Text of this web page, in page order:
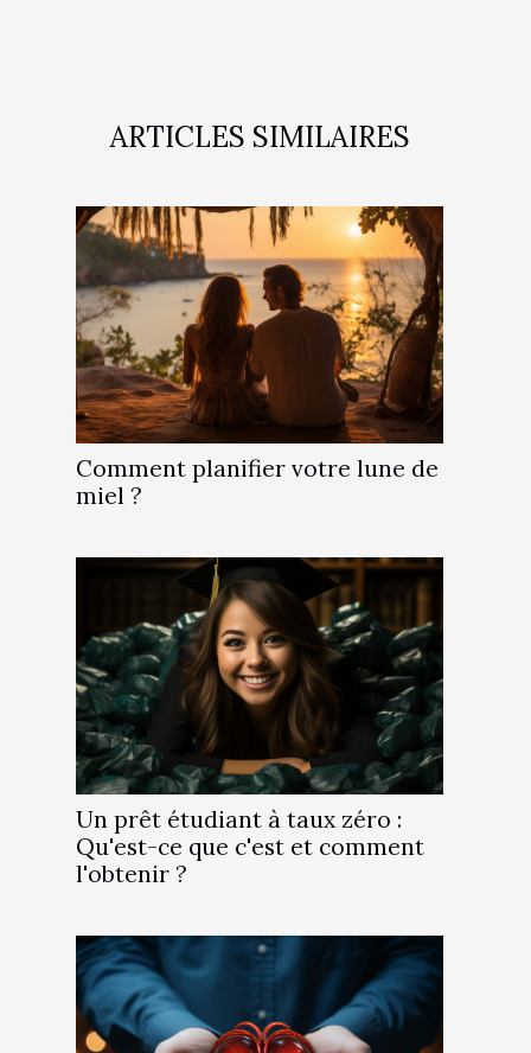
ARTICLES SIMILAIRES
Comment planifier votre lune de
miel ?
Un prêt étudiant à taux zéro :
Qu'est-ce que c'est et comment
l'obtenir ?